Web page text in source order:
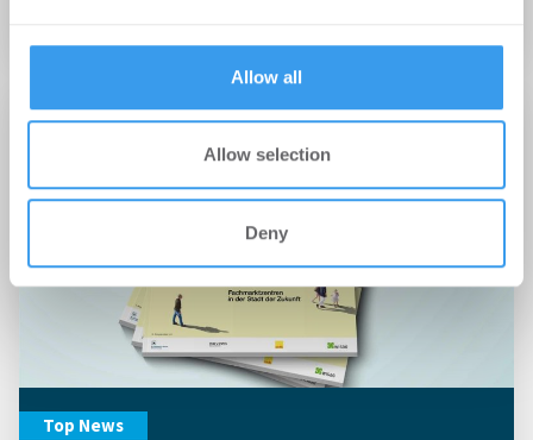
Allow all
Allow selection
Deny
Top News